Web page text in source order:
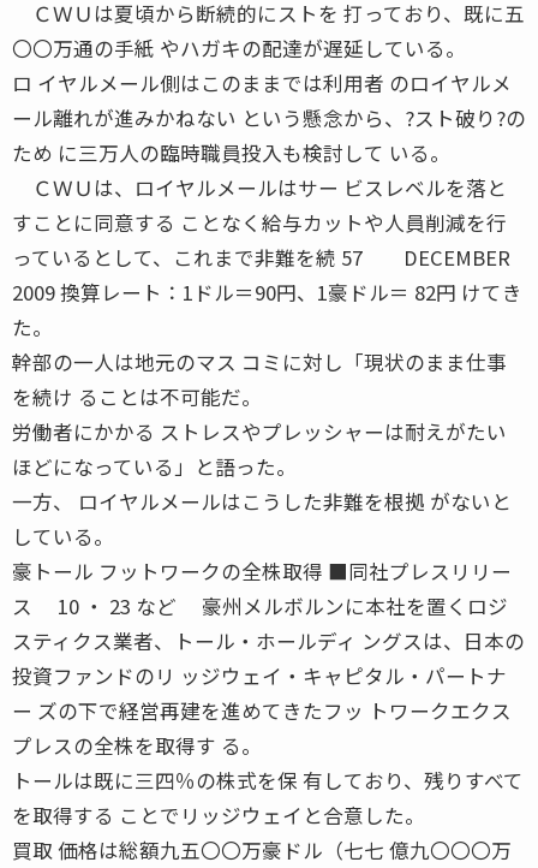
ＣＷＵは夏頃から断続的にストを 打っており、既に五
〇〇万通の手紙 やハガキの配達が遅延している。
ロ イヤルメール側はこのままでは利用者 のロイヤルメ
ール離れが進みかねない という懸念から、?スト破り?の
ため に三万人の臨時職員投入も検討して いる。
ＣＷＵは、ロイヤルメールはサー ビスレベルを落と
すことに同意する ことなく給与カットや人員削減を行
っているとして、これまで非難を続 57 DECEMBER
2009 換算レート：1ドル＝90円、1豪ドル＝ 82円 けてき
た。
幹部の一人は地元のマス コミに対し「現状のまま仕事
を続け ることは不可能だ。
労働者にかかる ストレスやプレッシャーは耐えがたい
ほどになっている」と語った。
一方、 ロイヤルメールはこうした非難を根拠 がないと
している。
豪トール フットワークの全株取得 ■同社プレスリリー
ス 10 ・ 23 など 豪州メルボルンに本社を置くロジ
スティクス業者、トール・ホールディ ングスは、日本の
投資ファンドのリ ッジウェイ・キャピタル・パートナ
ー ズの下で経営再建を進めてきたフッ トワークエクス
プレスの全株を取得す る。
トールは既に三四％の株式を保 有しており、残りすべて
を取得する ことでリッジウェイと合意した。
買取 価格は総額九五〇〇万豪ドル（七七 億九〇〇〇万